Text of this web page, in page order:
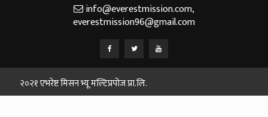
info@everestmission.com,
everestmission96@gmail.com
२०२१ एभरेष्ट मिसन भ्यू मल्टिप्रपोज प्रा.लि.